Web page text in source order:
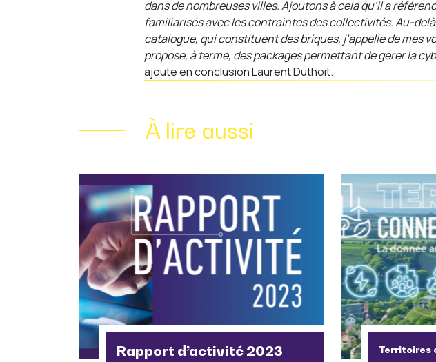
dans de nombreuses villes. Ajoutons à cela qu’il a
familiarisés avec les contraintes des collectivités. Au-
catalogue, qui constituent des briques, j’appelle de mes
propose, à terme, des packages permettant de gérer la
ajoute en conclusion Laurent Duthoit.
À lire aussi
Rapport d’activité 2023 Territoires